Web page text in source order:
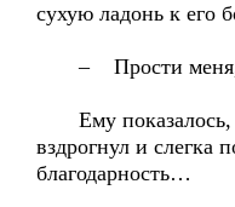
сухую ладонь к его
– Прости меня,
Ему показалось,
вздрогнул и слегка
благодарность…